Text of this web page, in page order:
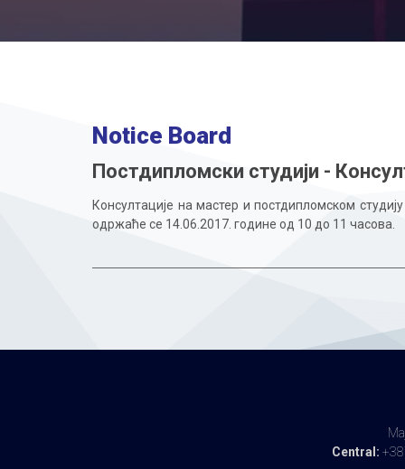
Notice Board
Постдипломски студији -
Консултације на мастер и постдипломском
одржаће се 14.06.2017. године од 10 до 11 часова.
Central: